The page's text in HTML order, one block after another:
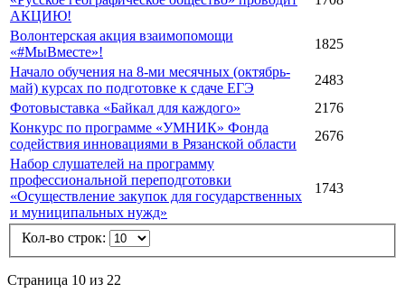
АКЦИЮ!
Волонтерская акция взаимопомощи
«#МыВместе»!
1825
Начало обучения на 8-ми месячных (октябрь-
май) курсах по подготовке к сдаче ЕГЭ
2483
Фотовыставка «Байкал для каждого»
2176
Конкурс по программе «УМНИК» Фонда
содействия инновациями в Рязанской области
2676
Набор слушателей на программу
профессиональной переподготовки
«Осуществление закупок для государственных
и муниципальных нужд»
1743
Кол-во строк:
Страница 10 из 22